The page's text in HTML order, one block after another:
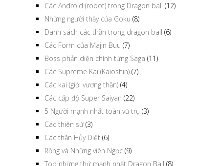
Các Android (robot) trong Dragon ball (12)
Những người thầy của Goku (8)
Danh sách các thần trong dragon ball (6)
Các Form của Majin Buu (7)
Boss phản diện chính từng Saga (11)
Các Supreme Kai (Kaioshin) (7)
Các kai (giới vương thần) (4)
Các cấp độ Super Saiyan (22)
5 Người mạnh nhất toàn vũ trụ (3)
Các thiên sứ (3)
Các thần Hủy Diệt (6)
Rồng và Những viên Ngọc (9)
Top những thứ mạnh nhất Dragon Ball (8)